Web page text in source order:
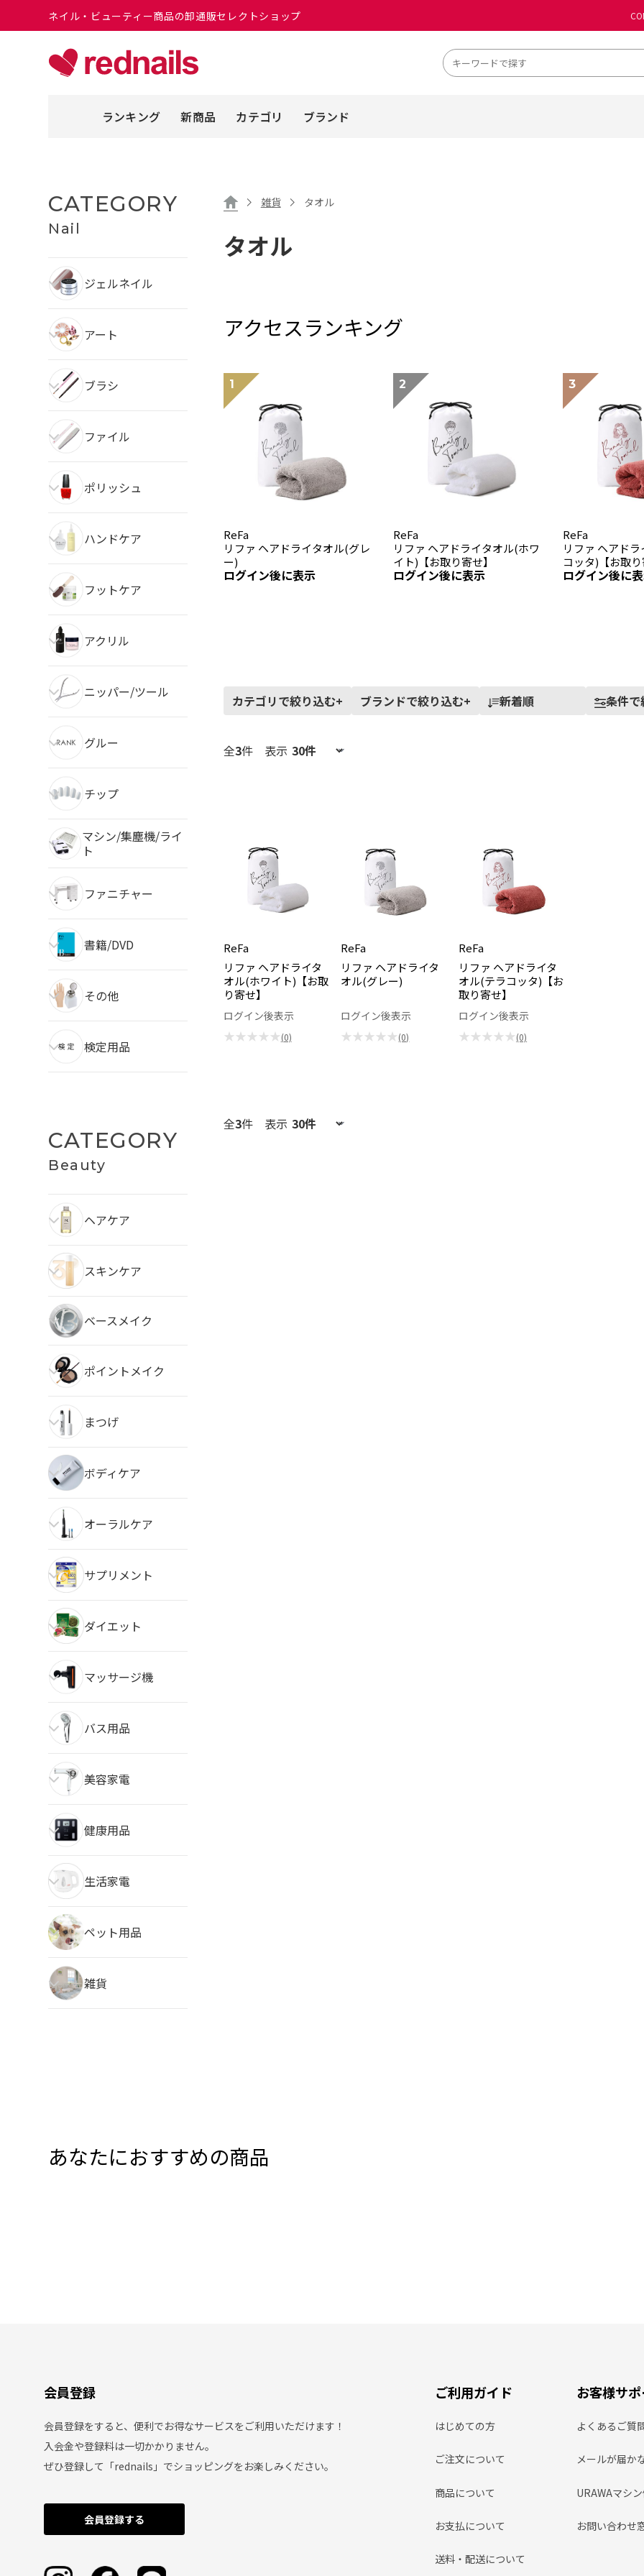
ネイル・ビューティー商品の卸通販セレクトショップ
ランキング 新商品 カテゴリ ブランド
CATEGORY
Nail
ジェルネイル
アート
ブラシ
ファイル
ポリッシュ
ハンドケア
フットケア
アクリル
ニッパー/ツール
グルー
チップ
マシン/集塵機/ライ
ト
ファニチャー
書籍/DVD
その他
検定用品
CATEGORY
Beauty
ヘアケア
スキンケア
ベースメイク
ポイントメイク
まつげ
ボディケア
オーラルケア
サプリメント
ダイエット
マッサージ機
バス用品
美容家電
健康用品
生活家電
ペット用品
雑貨
雑貨 タオル
タオル
アクセスランキング
ReFa
リファ ヘアドライタオル(グレ
ー)
ログイン後に表示
ReFa
リファ ヘアドライタオル(ホワ
イト)【お取り寄せ】
ログイン後に表示
ReFa
リファ ヘアド
コッタ)【お取り
ログイン後に
カテゴリで絞り込む+ ブランドで絞り込む+ 新着順 条件で
全3件表示
ReFa
リファ ヘアドライタ
オル(ホワイト)【お取
り寄せ】
ログイン後表示
★★★★★(0)
ReFa
リファ ヘアドライタ
オル(グレー)
ログイン後表示
★★★★★(0)
ReFa
リファ ヘアドライタ
オル(テラコッタ)【お
取り寄せ】
ログイン後表示
★★★★★(0)
全3件表示
あなたにおすすめの商品
会員登録
会員登録をすると、便利でお得なサービスをご利用いただけます！
入会金や登録料は一切かかりません。
ぜひ登録して「rednails」でショッピングをお楽しみください。
会員登録する
ご利用ガイド
はじめての方
ご注文について
商品について
お支払について
送料・配送について
お客様サポ
よくあるご質
メールが届か
URAWAマシ
お問い合わせ